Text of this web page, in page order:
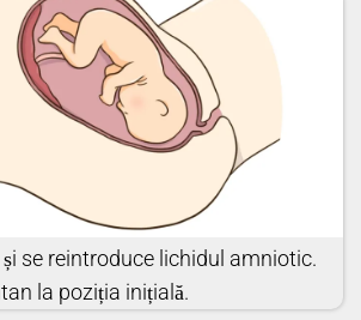
se reintroduce lichidul amniotic.
la poziția inițială.